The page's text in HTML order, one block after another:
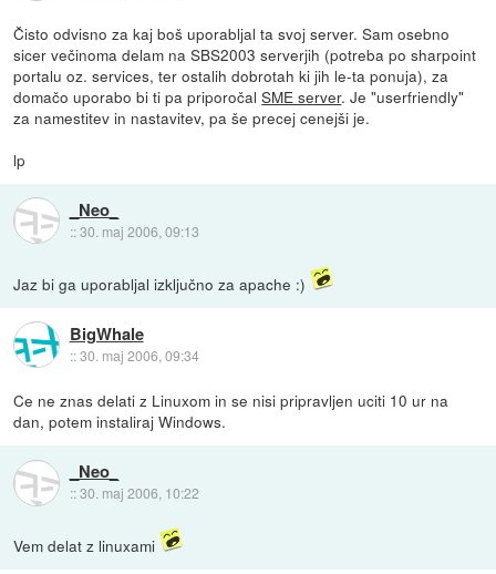
Čisto odvisno za kaj boš uporabljal ta svoj server. Sam osebno
sicer večinoma delam na SBS2003 serverjih (potreba po sharpoint
portalu oz. services, ter ostalih dobrotah ki jih le-ta ponuja), za
domačo uporabo bi ti pa priporočalSME server. Je "userfriendly"
za namestitev in nastavitev, pa še precej cenejši je.
lp
_Neo_
::30. maj 2006, 09:13
Jaz bi ga uporabljal izključno za apache :)
BigWhale
::30. maj 2006, 09:34
Ce ne znas delati z Linuxom in se nisi pripravljen uciti 10 ur na
dan, potem instaliraj Windows.
_Neo_
::30. maj 2006, 10:22
Vem delat z linuxami